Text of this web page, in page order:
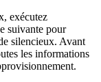
exécutez
suivante pour
silencieux. Avant
les informations